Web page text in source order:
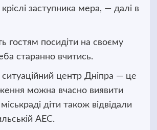
заступника мера, — далі в
гостям посидіти на своєму
старанно вчитись.
ситуаційний центр Дніпра — це
можна вчасно виявити
діти також відвідали
АЕС.